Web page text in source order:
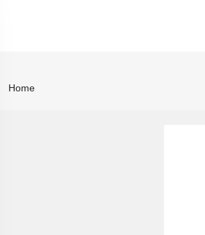
Home